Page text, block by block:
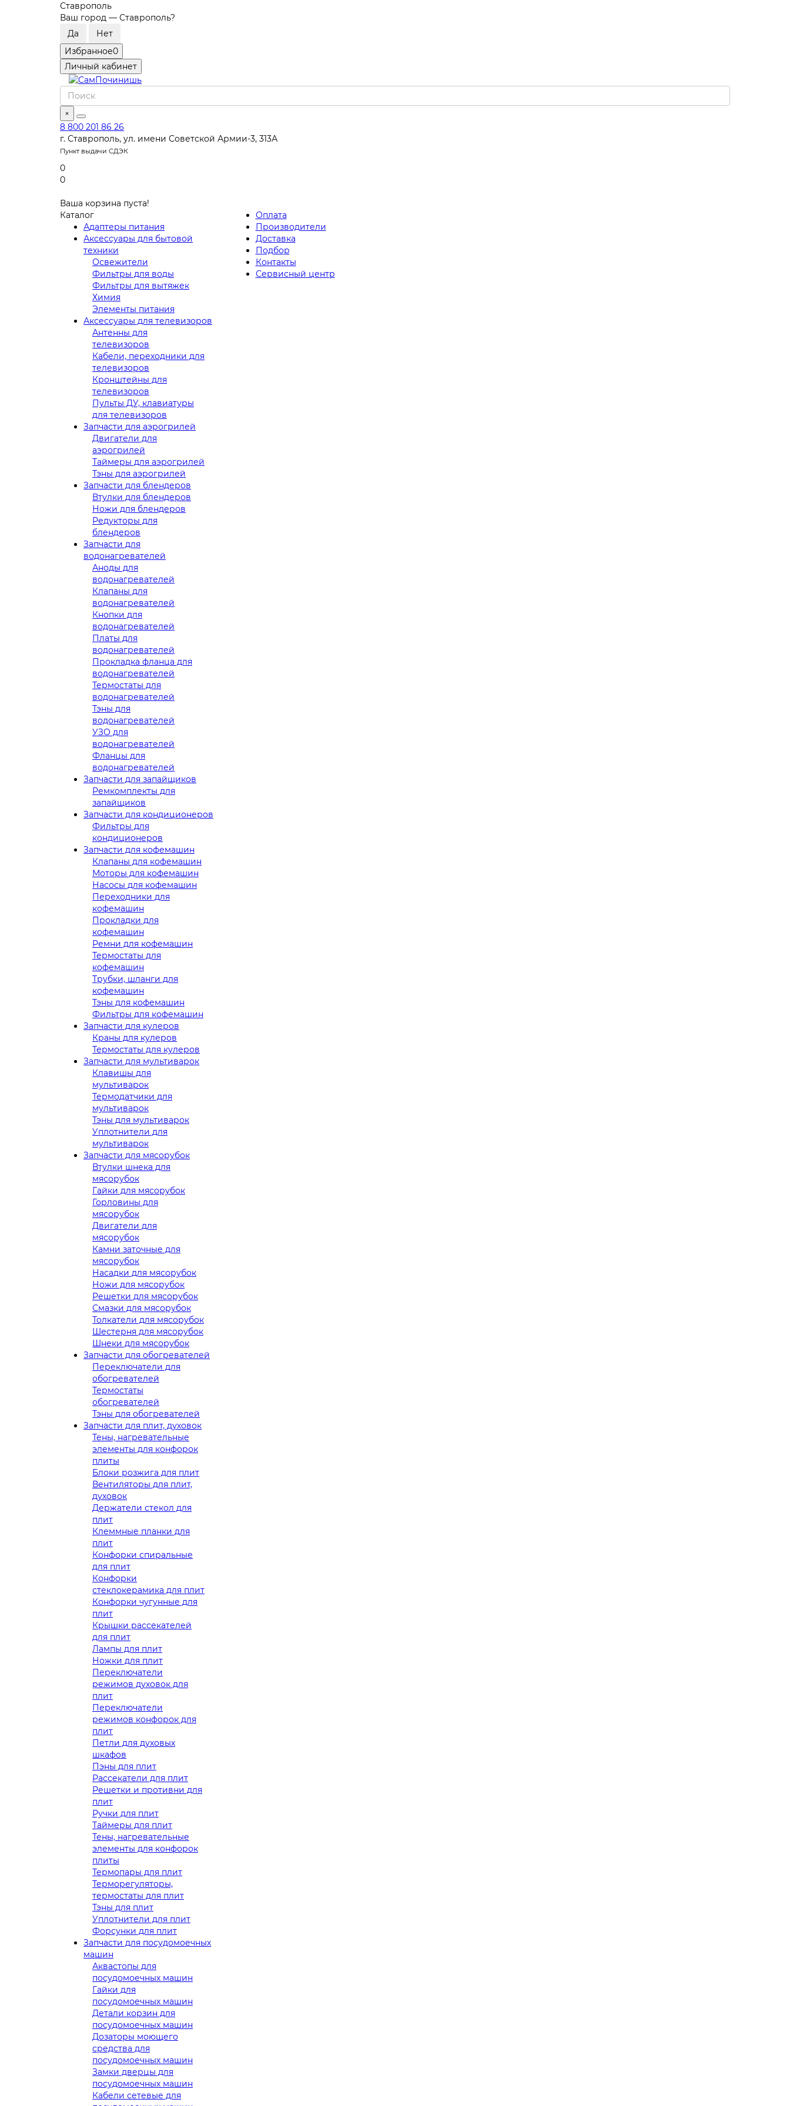
Ставрополь
Ваш город — Ставрополь?
Избранное0
Личный кабинет
×
8 800 201 86 26
г. Ставрополь, ул. имени Советской Армии-3, 313А
Пункт выдачи СДЭК
0
0
Ваша корзина пуста!
Каталог
Адаптеры питания
Аксессуары для бытовой
техники
Освежители
Фильтры для воды
Фильтры для вытяжек
Химия
Элементы питания
Аксессуары для телевизоров
Антенны для
телевизоров
Кабели, переходники для
телевизоров
Кронштейны для
телевизоров
Пульты ДУ, клавиатуры
для телевизоров
Запчасти для аэрогрилей
Двигатели для
аэрогрилей
Таймеры для аэрогрилей
Тэны для аэрогрилей
Запчасти для блендеров
Втулки для блендеров
Ножи для блендеров
Редукторы для
блендеров
Запчасти для
водонагревателей
Аноды для
водонагревателей
Клапаны для
водонагревателей
Кнопки для
водонагревателей
Платы для
водонагревателей
Прокладка фланца для
водонагревателей
Термостаты для
водонагревателей
Тэны для
водонагревателей
УЗО для
водонагревателей
Фланцы для
водонагревателей
Запчасти для запайщиков
Ремкомплекты для
запайщиков
Запчасти для кондиционеров
Фильтры для
кондиционеров
Запчасти для кофемашин
Клапаны для кофемашин
Моторы для кофемашин
Насосы для кофемашин
Переходники для
кофемашин
Прокладки для
кофемашин
Ремни для кофемашин
Термостаты для
кофемашин
Трубки, шланги для
кофемашин
Тэны для кофемашин
Фильтры для кофемашин
Запчасти для кулеров
Краны для кулеров
Термостаты для кулеров
Запчасти для мультиварок
Клавишы для
мультиварок
Термодатчики для
мультиварок
Тэны для мультиварок
Уплотнители для
мультиварок
Запчасти для мясорубок
Втулки шнека для
мясорубок
Гайки для мясорубок
Горловины для
мясорубок
Двигатели для
мясорубок
Камни заточные для
мясорубок
Насадки для мясорубок
Ножи для мясорубок
Решетки для мясорубок
Смазки для мясорубок
Толкатели для мясорубок
Шестерня для мясорубок
Шнеки для мясорубок
Запчасти для обогревателей
Переключатели для
обогревателей
Термостаты
обогревателей
Тэны для обогревателей
Запчасти для плит, духовок
Тены, нагревательные
элементы для конфорок
плиты
Блоки розжига для плит
Вентиляторы для плит,
духовок
Держатели стекол для
плит
Клеммные планки для
плит
Конфорки спиральные
для плит
Конфорки
стеклокерамика для плит
Конфорки чугунные для
плит
Крышки рассекателей
для плит
Лампы для плит
Ножки для плит
Переключатели
режимов духовок для
плит
Переключатели
режимов конфорок для
плит
Петли для духовых
шкафов
Пэны для плит
Рассекатели для плит
Решетки и противни для
плит
Ручки для плит
Таймеры для плит
Тены, нагревательные
элементы для конфорок
плиты
Термопары для плит
Терморегуляторы,
термостаты для плит
Тэны для плит
Уплотнители для плит
Форсунки для плит
Запчасти для посудомоечных
машин
Аквастопы для
посудомоечных машин
Гайки для
посудомоечных машин
Детали корзин для
посудомоечных машин
Дозаторы моющего
средства для
посудомоечных машин
Замки дверцы для
посудомоечных машин
Кабели сетевые для
Оплата
Производители
Доставка
Подбор
Контакты
Сервисный центр